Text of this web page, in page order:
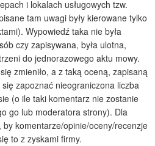
i lokalach usługowych tzw.
tam uwagi były kierowane tylko
Wypowiedź taka nie była
czy zapisywana, była ulotna,
do jednorazowego aktu mowy.
zmieniło, a z taką oceną, zapisaną
zapoznać nieograniczona liczba
(o ile taki komentarz nie zostanie
go lub moderatora strony). Dla
komentarze/opinie/oceny/recenzje
to z zyskami firmy.